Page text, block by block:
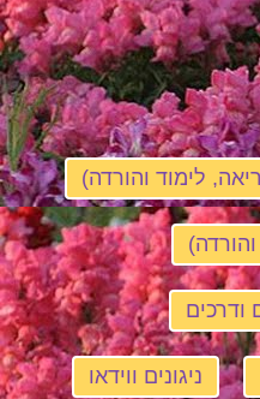
לימוד והורדה)
ודרכים
ניגונים ווידאו